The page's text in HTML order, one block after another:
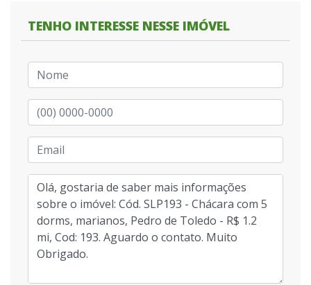
TENHO INTERESSE NESSE IMÓVEL